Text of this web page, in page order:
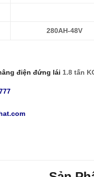
280AH-48V
điện đứng lái 1.8 tấn